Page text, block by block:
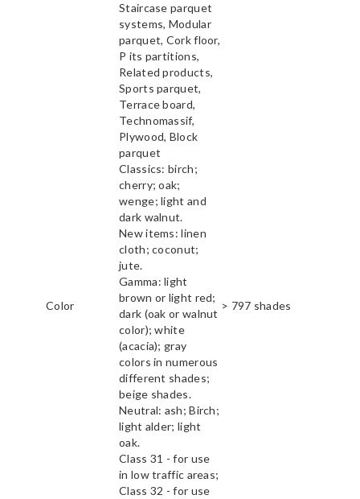
Staircase parquet
systems, Modular
parquet, Cork floor,
P its partitions,
Related products,
Sports parquet,
Terrace board,
Technomassif,
Plywood, Block
parquet
Color
Classics: birch;
cherry; oak;
wenge; light and
dark walnut.
New items: linen
cloth; coconut;
jute.
Gamma: light
brown or light red;
dark (oak or walnut
color); white
(acacia); gray
colors in numerous
different shades;
beige shades.
Neutral: ash; Birch;
light alder; light
oak.
> 797 shades
Class 31 - for use
in low traffic areas;
Class 32 - for use